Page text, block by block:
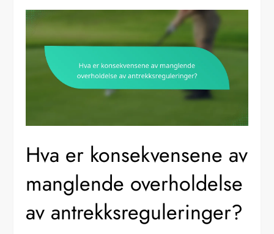
Hva er konsekvensene av
manglende overholdelse
av antrekksreguleringer?